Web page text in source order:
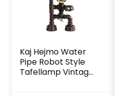
Kaj Hejmo Water
Pipe Robot Style
Tafellamp Vintage